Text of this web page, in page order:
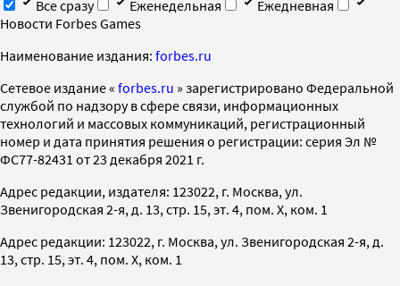
Все сразу
Еженедельная
Ежедневная
Новости Forbes Games
Наименование издания: forbes.ru
Cетевое издание « forbes.ru » зарегистрировано Федеральной
службой по надзору в сфере связи, информационных
технологий и массовых коммуникаций, регистрационный
номер и дата принятия решения о регистрации: серия Эл №
ФС77-82431 от 23 декабря 2021 г.
Адрес редакции, издателя: 123022, г. Москва, ул.
Звенигородская 2-я, д. 13, стр. 15, эт. 4, пом. X, ком. 1
Адрес редакции: 123022, г. Москва, ул. Звенигородская 2-я, д.
13, стр. 15, эт. 4, пом. X, ком. 1